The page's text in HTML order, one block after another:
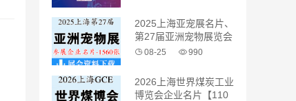
2025上海亚宠展名片、
第27届亚洲宠物展览会
企业名片【1560张】
08-25 990
2026上海世界煤炭工业
博览会企业名片【110